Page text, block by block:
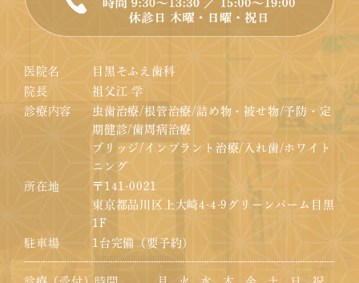
医院名
目黒そふえ歯科
院長
祖父江 学
診療内容
虫歯治療/根管治療/詰め物・被せ物/予防・定
期健診/歯周病治療
ブリッジ/インプラント治療/入れ歯/ホワイト
ニング
所在地
〒141-0021
東京都品川区上大崎4-4-9グリーンパーム目黒
1F
駐車場
1台完備（要予約）